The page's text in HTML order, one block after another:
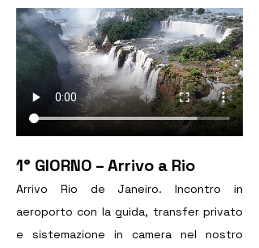
1° GIORNO – Arrivo a Rio
Arrivo Rio de Janeiro. Incontro in
aeroporto con la guida, transfer privato
e sistemazione in camera nel nostro